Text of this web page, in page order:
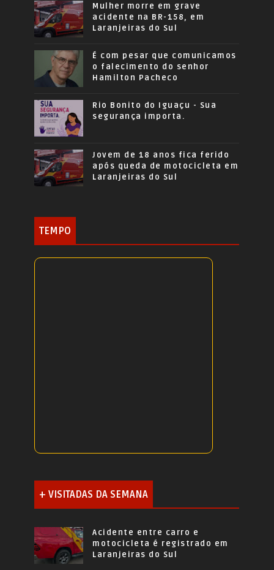
Mulher morre em grave
acidente na BR-158, em
Laranjeiras do Sul
É com pesar que comunicamos
o falecimento do senhor
Hamilton Pacheco
Rio Bonito do Iguaçu - Sua
segurança importa.
Jovem de 18 anos fica ferido
após queda de motocicleta em
Laranjeiras do Sul
TEMPO
+ VISITADAS DA SEMANA
Acidente entre carro e
motocicleta é registrado em
Laranjeiras do Sul